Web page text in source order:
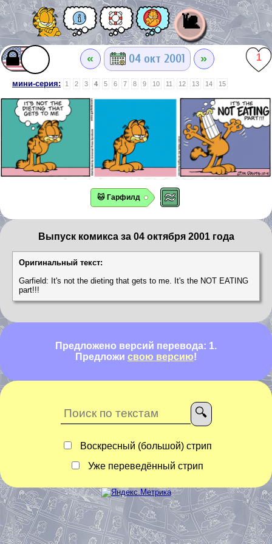
🐌
« 04 окт 2001 » 1
мини-серия: 1 2 3 4 5 6 7 8 9 10 11 12 13 14 15
🐱 Гарфилд
Выпуск комикса за 04 октября 2001 года
Оригинальный текст:
Garfield: It's not the dieting that gets to me. It's the NOT EATING
part!!!
Предложено версий перевода: 1.
Предложи свою версию!
Воскресный (большой) стрип
Уже переведённый стрип